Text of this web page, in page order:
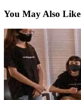
You May Also Like